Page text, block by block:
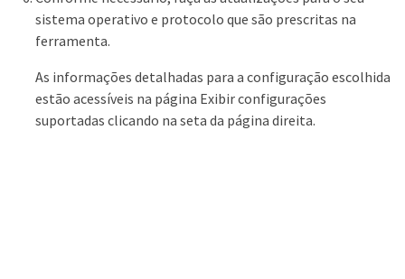
sistema operativo e protocolo que são prescritas na
ferramenta.
As informações detalhadas para a configuração escolhida
estão acessíveis na página Exibir configurações
suportadas clicando na seta da página direita.